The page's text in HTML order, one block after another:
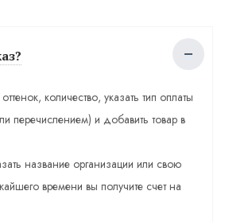
количество, указать тип оплаты
перечислением) и добавить товар в
название организации или свою
времени вы получите счет на